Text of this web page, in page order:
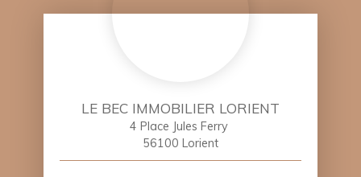
LE BEC IMMOBILIER LORIENT
4 Place Jules Ferry
56100 Lorient